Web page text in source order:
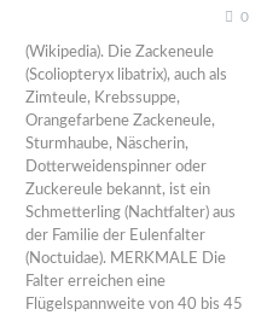
0
(Wikipedia). Die Zackeneule
(Scoliopteryx libatrix), auch als
Zimteule, Krebssuppe,
Orangefarbene Zackeneule,
Sturmhaube, Näscherin,
Dotterweidenspinner oder
Zuckereule bekannt, ist ein
Schmetterling (Nachtfalter) aus
der Familie der Eulenfalter
(Noctuidae). MERKMALE Die
Falter erreichen eine
Flügelspannweite von 40 bis 45